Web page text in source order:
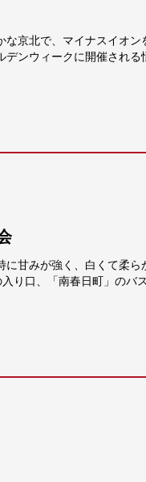
京北で、マイナスイオン
ンウィークに開催される
甘みが強く、白くて柔ら
り口、「南春日町」のバ